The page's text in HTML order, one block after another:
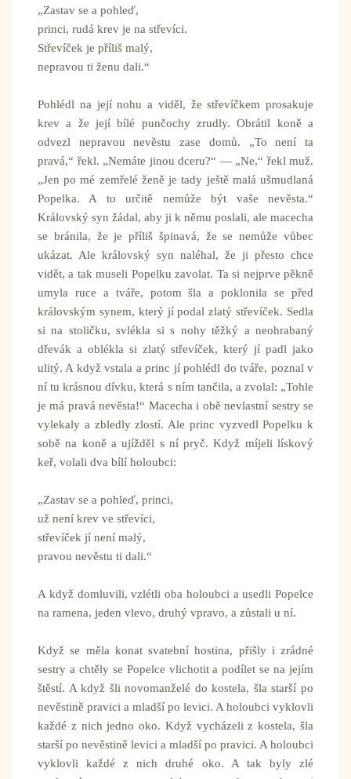
„Zastav se a pohleď,
princi, rudá krev je na střevíci.
Střevíček je příliš malý,
nepravou ti ženu dali.“
Pohlédl na její nohu a viděl, že střevíčkem prosakuje
krev a že její bílé punčochy zrudly. Obrátil koně a
odvezl nepravou nevěstu zase domů. „To není ta
pravá,“ řekl. „Nemáte jinou dceru?“ — „Ne,“ řekl muž.
„Jen po mé zemřelé ženě je tady ještě malá ušmudlaná
Popelka. A to určitě nemůže být vaše nevěsta.“
Královský syn žádal, aby ji k němu poslali, ale macecha
se bránila, že je příliš špinavá, že se nemůže vůbec
ukázat. Ale královský syn naléhal, že ji přesto chce
vidět, a tak museli Popelku zavolat. Ta si nejprve pěkně
umyla ruce a tváře, potom šla a poklonila se před
královským synem, který jí podal zlatý střevíček. Sedla
si na stoličku, svlékla si s nohy těžký a neohrabaný
dřevák a oblékla si zlatý střevíček, který jí padl jako
ulitý. A když vstala a princ jí pohlédl do tváře, poznal v
ní tu krásnou dívku, která s ním tančila, a zvolal: „Tohle
je má pravá nevěsta!“ Macecha i obě nevlastní sestry se
vylekaly a zbledly zlostí. Ale princ vyzvedl Popelku k
sobě na koně a ujížděl s ní pryč. Když míjeli lískový
keř, volali dva bílí holoubci:
„Zastav se a pohleď, princi,
už není krev ve střevíci,
střevíček jí není malý,
pravou nevěstu ti dali.“
A když domluvili, vzlétli oba holoubci a usedli Popelce
na ramena, jeden vlevo, druhý vpravo, a zůstali u ní.
Když se měla konat svatební hostina, přišly i zrádné
sestry a chtěly se Popelce vlichotit a podílet se na jejím
štěstí. A když šli novomanželé do kostela, šla starší po
nevěstině pravici a mladší po levici. A holoubci vyklovli
každé z nich jedno oko. Když vycházeli z kostela, šla
starší po nevěstině levici a mladší po pravici. A holoubci
vyklovli každé z nich druhé oko. A tak byly zlé